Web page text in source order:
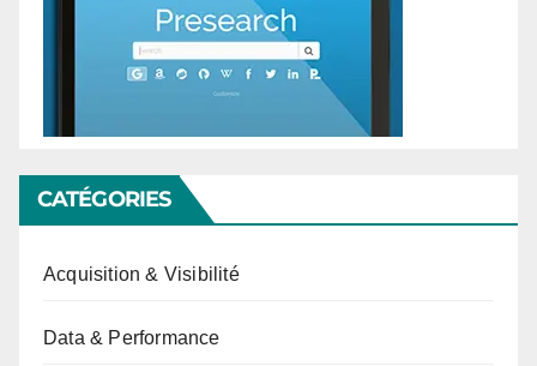
CATÉGORIES
Acquisition & Visibilité
Data & Performance